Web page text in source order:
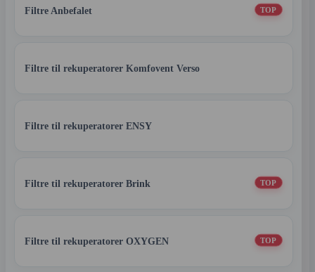
Filtre Anbefalet TOP
Filtre til rekuperatorer Komfovent Verso
Filtre til rekuperatorer ENSY
Filtre til rekuperatorer Brink TOP
Filtre til rekuperatorer OXYGEN TOP